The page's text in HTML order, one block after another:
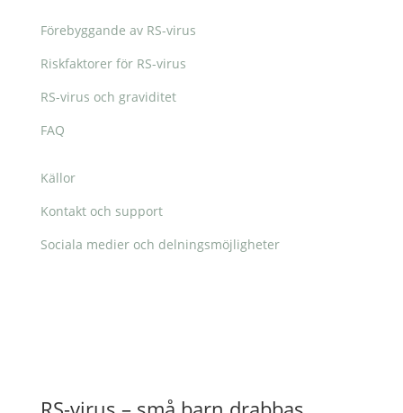
Förebyggande av RS-virus
Riskfaktorer för RS-virus
RS-virus och graviditet
FAQ
Källor
Kontakt och support
Sociala medier och delningsmöjligheter